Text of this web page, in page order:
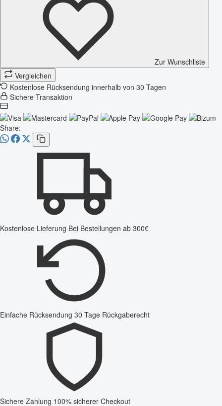
Zur Wunschliste
Vergleichen
Kostenlose Rücksendung innerhalb von 30 Tagen
Sichere Transaktion
Share:
Kostenlose Lieferung Bei Bestellungen ab 300€
Einfache Rücksendung 30 Tage Rückgaberecht
Sichere Zahlung 100% sicherer Checkout